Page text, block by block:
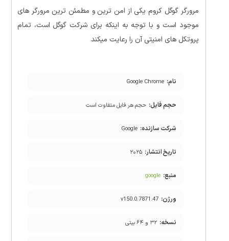
مرورگر گوگل کروم یکی از امن ترین و مطمئن ترین مرورگر های
موجود است و با توجه به اینکه برای شرکت گوگل است، تمام
پروتکل های امنیتی آن را رعایت میکند
نام: Google Chrome
حجم فایل: حجم هر فایل متفاوت است
شرکت سازنده: Google
تاریخ انتشار: ۲۰۲۵
منبع: google
ورژن: v150.0.7871.47
نسخه: ۳۲ و ۶۴ بیتی